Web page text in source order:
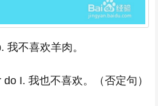
我不喜欢羊肉。
I. 我也不喜欢。（否定句）